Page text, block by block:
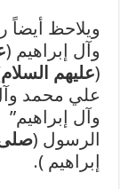
ويلاحظ أيضاً
وآل إبراهيم (
(عليهم السلام
علي محمد
وآل
الرسول (صلى
إبراهيم ).